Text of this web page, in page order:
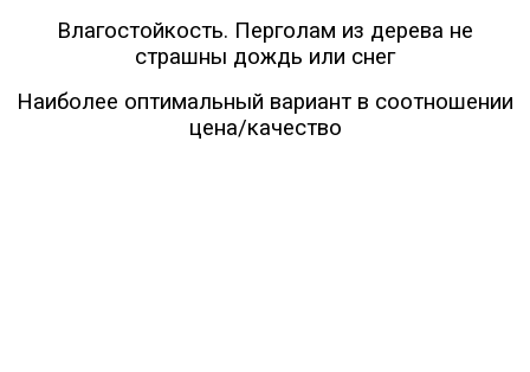
Влагостойкость. Перголам из дерева не
страшны дождь или снег
Наиболее оптимальный вариант в соотношении
цена/качество